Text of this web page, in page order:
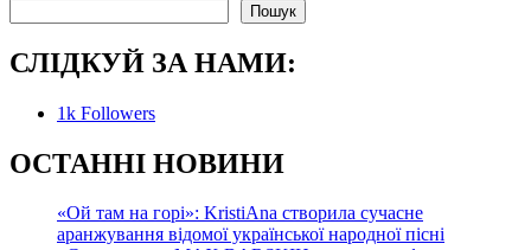
Пошук
СЛІДКУЙ ЗА НАМИ:
1k Followers
ОСТАННІ НОВИНИ
«Ой там на горі»: KristiAna створила сучасне
аранжування відомої української народної пісні